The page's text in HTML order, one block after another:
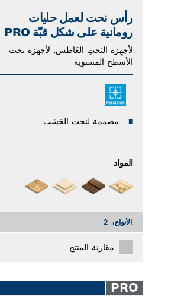
رأس نحت لعمل حليات
رومانية على شكل قبّة PRO
لأجهِزة النَحتِ الغَاطس, لأجهزة نحت
الأسطح المستوية
مصممة لنحت الخشب
المواد
الأنواع: 2
مقارنة المنتج
PRO